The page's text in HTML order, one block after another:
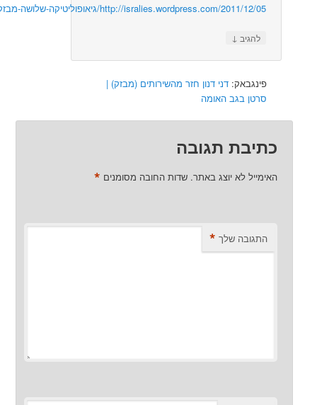
http://isralies.wordpress.com/2011/12/05/גיאופוליטיקה-שלושה-מבזקי-בוקר-סרטן/
דני דנון חזר מהשירותים (מבזק) |
סרטן בגב האומה
תגובה
לא יוצג באתר. שדות החובה מסומנים*
*